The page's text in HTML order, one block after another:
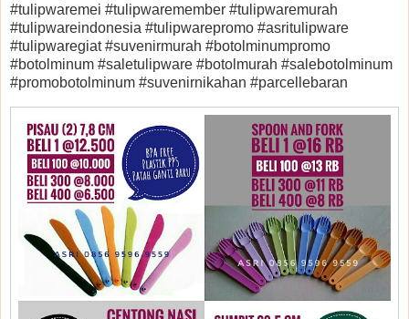
#tulipwaremei #tulipwaremember #tulipwaremurah
#tulipwareindonesia #tulipwarepromo #asritulipware
#tulipwaregiat #suvenirmurah #botolminumpromo
#botolminum #saletulipware #botolmurah #salebotolminum
#promobotolminum #suvenirnikahan #parcellebaran